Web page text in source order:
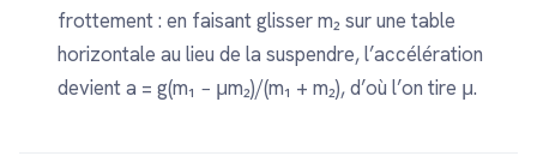
frottement : en faisant glisser m₂ sur une table
horizontale au lieu de la suspendre, l’accélération
devient a = g(m₁ − μm₂)/(m₁ + m₂), d’où l’on tire μ.